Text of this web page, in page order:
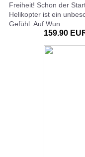
Freiheit! Schon der
Helikopter ist ein
Gefühl. Auf Wun…
159.90